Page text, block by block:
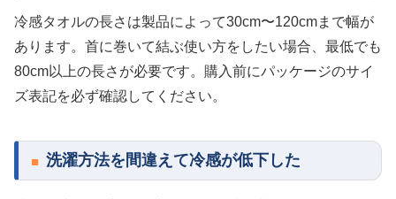
冷感タオルの長さは製品によって30cm〜120cmまで幅が
あります。首に巻いて結ぶ使い方をしたい場合、最低でも
80cm以上の長さが必要です。購入前にパッケージのサイ
ズ表記を必ず確認してください。
洗濯方法を間違えて冷感が低下した